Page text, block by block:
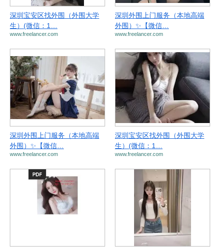
深圳宝安区找外围（外围大学
生）(微信：1…
www.freelancer.com
深圳外围上门服务（本地高端
外围）✨【微信…
www.freelancer.com
深圳外围上门服务（本地高端
外围）✨【微信…
www.freelancer.com
深圳宝安区找外围（外围大学
生）(微信：1…
www.freelancer.com